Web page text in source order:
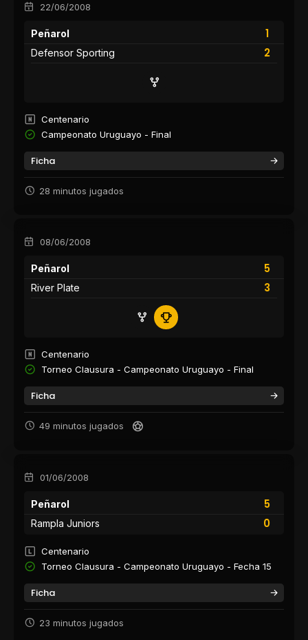
22/06/2008
Peñarol
1
2
Defensor Sporting
Centenario
Campeonato Uruguayo - Final
Ficha
28 minutos jugados
08/06/2008
Peñarol
5
3
River Plate
Centenario
Torneo Clausura - Campeonato Uruguayo - Final
Ficha
49 minutos jugados
01/06/2008
Peñarol
5
0
Rampla Juniors
Centenario
Torneo Clausura - Campeonato Uruguayo - Fecha 15
Ficha
23 minutos jugados